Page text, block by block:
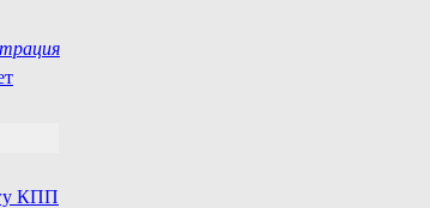
КПП